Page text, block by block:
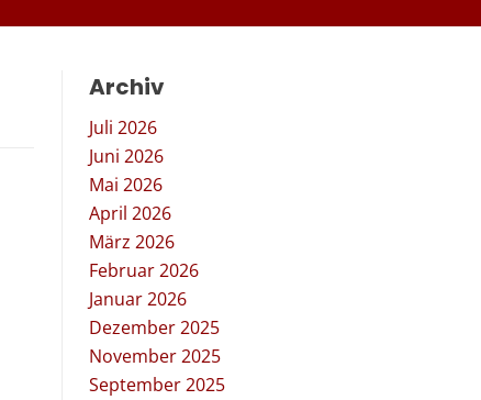
Archiv
Juli 2026
Juni 2026
Mai 2026
April 2026
März 2026
Februar 2026
Januar 2026
Dezember 2025
November 2025
September 2025